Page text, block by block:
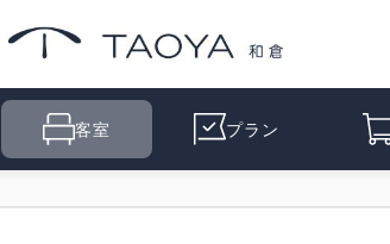
客室 プラン